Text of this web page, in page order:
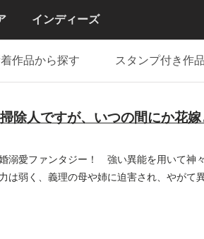
インディーズ
作品から探す スタンプ付き作品
除人ですが、いつの間にか花
溺愛ファンタジー！ 強い異能を用いて神
は弱く、義理の母や姉に迫害され、やがて